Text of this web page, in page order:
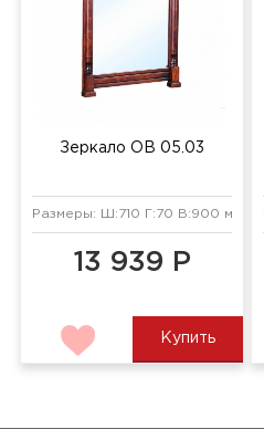
Зеркало ОВ 05.03
Размеры: Ш:710 Г:70 В:900 мм
13 939 Р
Купить